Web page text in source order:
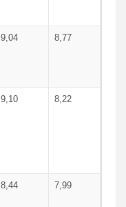
9,04 8,77
9,10 8,22
8,44 7,99